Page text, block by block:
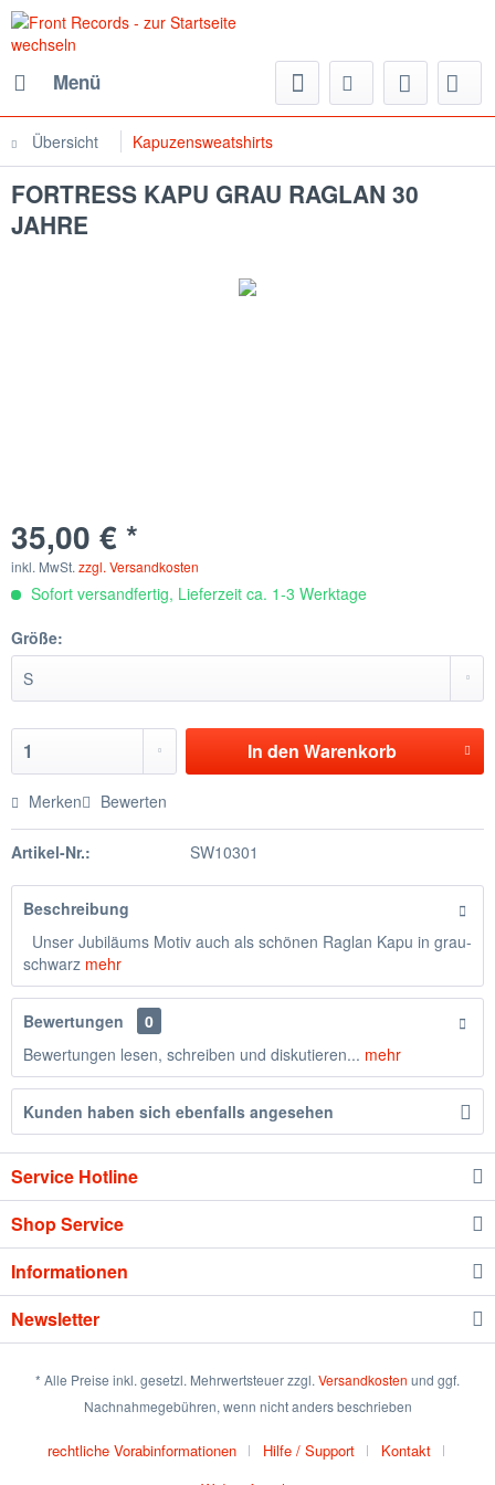
Menü
Übersicht Kapuzensweatshirts
FORTRESS KAPU GRAU RAGLAN 30
JAHRE
35,00 € *
inkl. MwSt. zzgl. Versandkosten
Sofort versandfertig, Lieferzeit ca. 1-3 Werktage
Größe:
In den Warenkorb
Merken Bewerten
Artikel-Nr.: SW10301
Beschreibung
Unser Jubiläums Motiv auch als schönen Raglan Kapu in grau-
schwarz mehr
Bewertungen
0
Bewertungen lesen, schreiben und diskutieren... mehr
Kunden haben sich ebenfalls angesehen
Service Hotline
Shop Service
Informationen
Newsletter
* Alle Preise inkl. gesetzl. Mehrwertsteuer zzgl. Versandkosten und ggf.
Nachnahmegebühren, wenn nicht anders beschrieben
rechtliche Vorabinformationen Hilfe / Support
Kontakt